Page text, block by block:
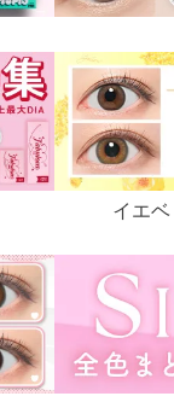
イエ